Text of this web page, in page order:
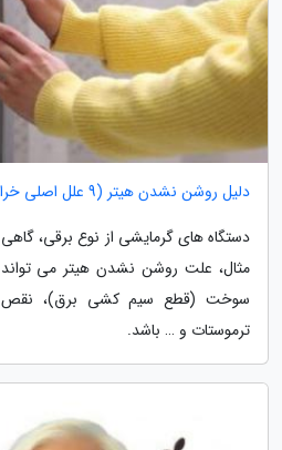
دلیل روشن نشدن هیتر (9 علل اصلی خرابی
دستگاه های گرمایشی از نوع برقی،
مثال، علت روشن نشدن هیتر می
سوخت (قطع سیم کشی برق)، نقص
ترموستات و … باشد.